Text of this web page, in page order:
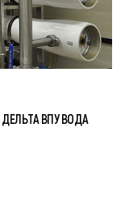
ВПУ ВОДА